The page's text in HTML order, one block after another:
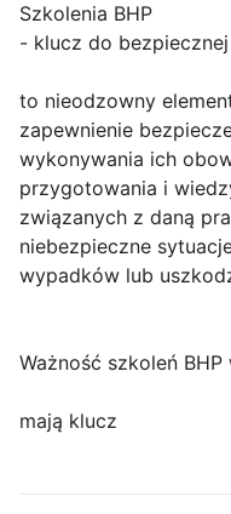
Szkolenia BHP
- klucz do
to nieodzowny
zapewnienie
wykonywania ich
przygotowania i
związanych z daną
niebezpieczne
wypadków lub
Ważność szkoleń
mają klucz